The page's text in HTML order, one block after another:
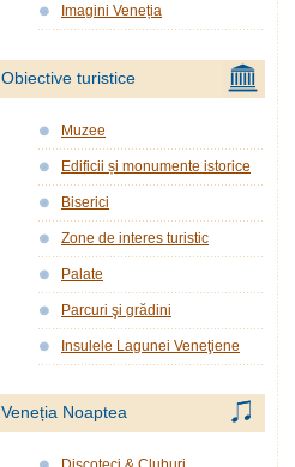
Imagini Veneția
Obiective turistice
Muzee
Edificii și monumente istorice
Biserici
Zone de interes turistic
Palate
Parcuri şi grădini
Insulele Lagunei Veneţiene
Veneția Noaptea